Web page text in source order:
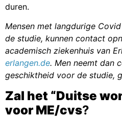
duren.
Mensen met langdurige
de studie, kunnen contact
academisch ziekenhuis van
erlangen.de. Men neemt dan
geschiktheid voor de studie,
Zal het “Duitse
voor ME/cvs?